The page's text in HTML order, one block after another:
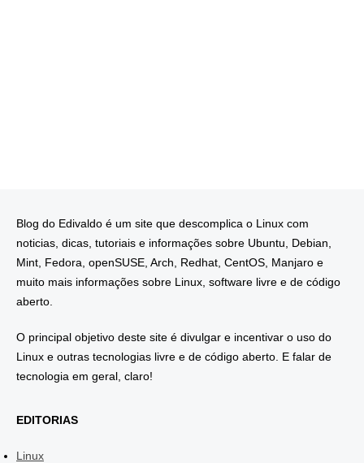
Blog do Edivaldo é um site que descomplica o Linux com
noticias, dicas, tutoriais e informações sobre Ubuntu, Debian,
Mint, Fedora, openSUSE, Arch, Redhat, CentOS, Manjaro e
muito mais informações sobre Linux, software livre e de código
aberto.
O principal objetivo deste site é divulgar e incentivar o uso do
Linux e outras tecnologias livre e de código aberto. E falar de
tecnologia em geral, claro!
EDITORIAS
Linux